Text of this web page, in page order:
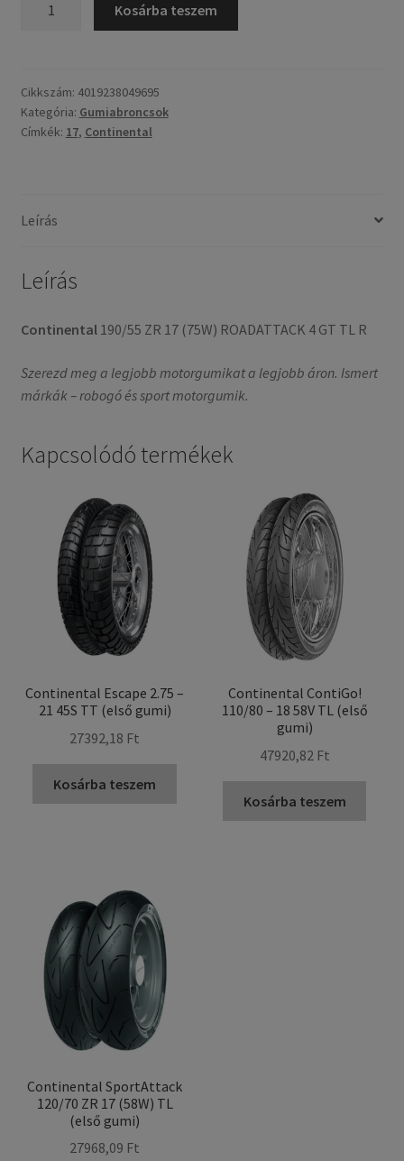
190/55
ZR
17
gumi)
Kosárba teszem
Cikkszám: 4019238049695
Kategória: Gumiabroncsok
Címkék: 17, Continental
Leírás
Leírás
Continental190/55 ZR 17 (75W) ROADATTACK 4 GT TL R
Szerezd meg a legjobb motorgumikat a legjobb áron. Ismert
márkák – robogó és sport motorgumik.
Kapcsolódó termékek
Continental Escape 2.75 –
21 45S TT (első gumi)
27392,18 Ft
Kosárba teszem
Continental ContiGo!
110/80 – 18 58V TL (első
gumi)
47920,82 Ft
Kosárba teszem
Continental SportAttack
120/70 ZR 17 (58W) TL
(első gumi)
27968,09 Ft